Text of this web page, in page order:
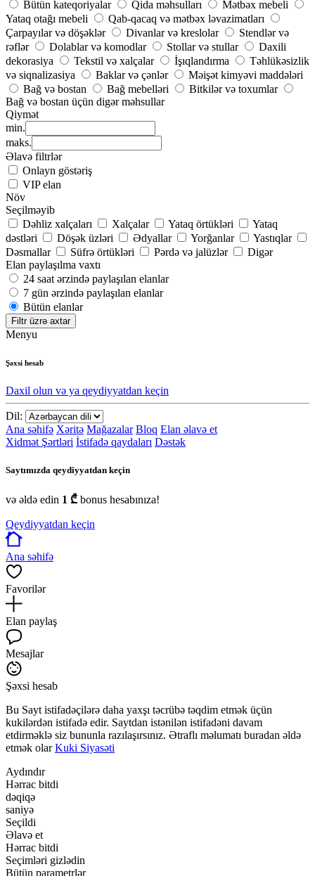
Bütün kateqoriyalar
Qida məhsulları
Mətbəx mebeli
Yataq otağı mebeli
Qab-qacaq və mətbəx ləvazimatları
Çarpayılar və döşəklər
Divanlar və kreslolar
Stendlər və
rəflər
Dolablar və komodlar Stollar və stullar
Daxili
dekorasiya
Tekstil və xalçalar İşıqlandırma
Təhlükəsizlik
və siqnalizasiya
Baklar və çənlər
Məişət kimyəvi maddələri
Bağ və bostan
Bağ mebelləri
Bitkilər və toxumlar
Bağ və bostan üçün digər məhsullar
Qiymət
min.
maks.
Əlavə filtrlər
Onlayn göstəriş
VIP elan
Növ
Seçilməyib
Dəhliz xalçaları
Xalçalar Yataq örtükləri
Yataq
dəstləri
Döşək üzləri Ədyallar Yorğanlar
Yastıqlar
Dəsmallar
Süfrə örtükləri Pərdə və jalüzlər
Digər
Elan paylaşılma vaxtı
24 saat ərzində paylaşılan elanlar
7 gün ərzində paylaşılan elanlar
Bütün elanlar
Filtr üzrə axtar
Menyu
Şəxsi hesab
Daxil olun və ya qeydiyyatdan keçin
Dil:
Ana səhifə Xəritə Mağazalar Bloq Elan əlavə et
Xidmət Şərtləri İstifadə qaydaları Dəstək
Saytımızda qeydiyyatdan keçin
və əldə edin 1 ₾ bonus hesabınıza!
Qeydiyyatdan keçin
Ana səhifə
Favorilər
Elan paylaş
Mesajlar
Şəxsi hesab
Bu Sayt istifadəçilərə daha yaxşı təcrübə təqdim etmək üçün
kukilərdən istifadə edir. Saytdan istənilən istifadəni davam
etdirməklə siz bununla razılaşırsınız. Ətraflı məlumatı buradan əldə
etmək olarKuki Siyasəti
Aydındır
Hərrac bitdi
dəqiqə
saniyə
Seçildi
Əlavə et
Hərrac bitdi
Seçimləri gizlədin
Bütün parametrlər